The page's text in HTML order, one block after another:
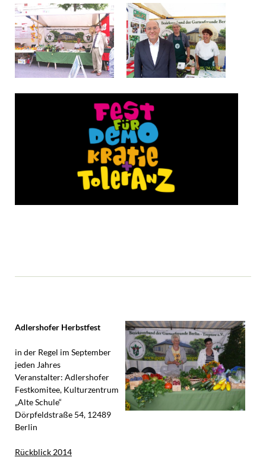
Adlershofer Herbstfest
in der Regel im September
jeden Jahres
Veranstalter: Adlershofer
Festkomitee, Kulturzentrum
„Alte Schule“
Dörpfeldstraße 54, 12489
Berlin
Rückblick 2014